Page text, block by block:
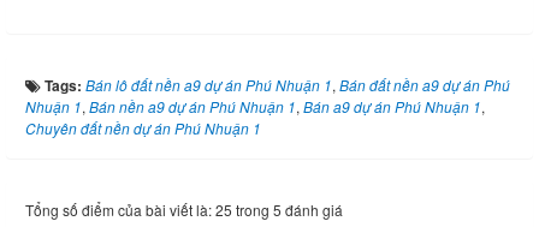
Tags: Bán lô đất nền a9 dự án Phú Nhuận 1, Bán đất nền a9 dự án Phú
Nhuận 1, Bán nền a9 dự án Phú Nhuận 1, Bán a9 dự án Phú Nhuận 1,
Chuyên đất nền dự án Phú Nhuận 1
Tổng số điểm của bài viết là: 25 trong 5 đánh giá